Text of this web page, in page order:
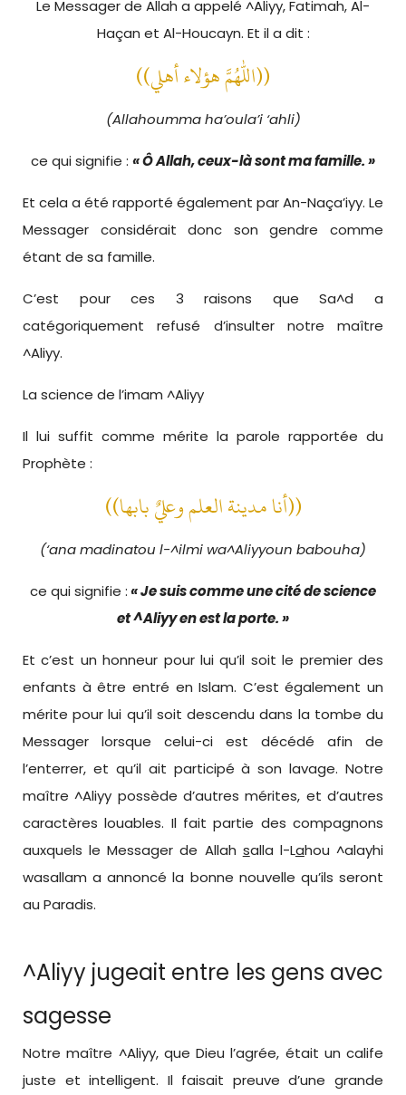
Le Messager de Allah a appelé ^Aliyy, Fatimah, Al-
Haçan et Al-Houcayn. Et il a dit :
((اللهم هؤلاء أهلي))
(Allahoumma ha’oula’i ‘ahli)
ce qui signifie : « Ô Allah, ceux-là sont ma famille. »
Et cela a été rapporté également par An-Naça’iyy. Le
Messager considérait donc son gendre comme
étant de sa famille.
C’est pour ces 3 raisons que Sa^d a
catégoriquement refusé d’insulter notre maître
^Aliyy.
La science de l’imam ^Aliyy
Il lui suffit comme mérite la parole rapportée du
Prophète :
((أنا مدينة العلم وعليٌ بابها))
(‘ana madinatou l-^ilmi wa^Aliyyoun babouha)
ce qui signifie :« Je suis comme une cité de science
et ^Aliyy en est la porte. »
Et c’est un honneur pour lui qu’il soit le premier des
enfants à être entré en Islam. C’est également un
mérite pour lui qu’il soit descendu dans la tombe du
Messager lorsque celui-ci est décédé afin de
l’enterrer, et qu’il ait participé à son lavage. Notre
maître ^Aliyy possède d’autres mérites, et d’autres
caractères louables. Il fait partie des compagnons
auxquels le Messager de Allah salla l-Lahou ^alayhi
wasallam a annoncé la bonne nouvelle qu’ils seront
au Paradis.
^Aliyy jugeait entre les gens avec
sagesse
Notre maître ^Aliyy, que Dieu l’agrée, était un calife
juste et intelligent. Il faisait preuve d’une grande